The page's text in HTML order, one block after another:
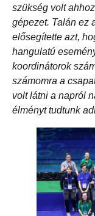
szükség volt
gépezet. Talán ez
elősegítette azt,
hangulatú
koordinátorok
számomra a
volt látni a napról
élményt tudtunk